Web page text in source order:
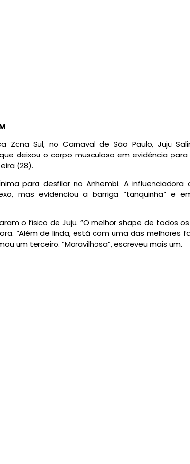
Zona Sul, no Carnaval de São Paulo, Juju
deixou o corpo musculoso em evidência
(28).
para desfilar no Anhembi. A influenciadora
mas evidenciou a barriga “tanquinha” e
o físico de Juju. “O melhor shape de todos
“Além de linda, está com uma das melhores
um terceiro. “Maravilhosa”, escreveu mais um.